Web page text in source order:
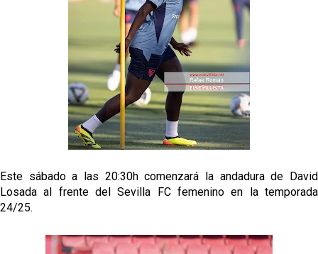
Alberto Flores, muy cerca de convertirse en nuevo
jugador del Granada CF
El Granada negocia con el Sevilla FC por Alberto
El Sevilla continúa con despidos y rechaza una
oferta de 420 millones por el club
El Sevilla mueve ficha por Robbie Ure: la opción 'A'
Este sábado a las 20:30h comenzará la andadura de David
Losada al frente del Sevilla FC femenino en la temporada
24/25.